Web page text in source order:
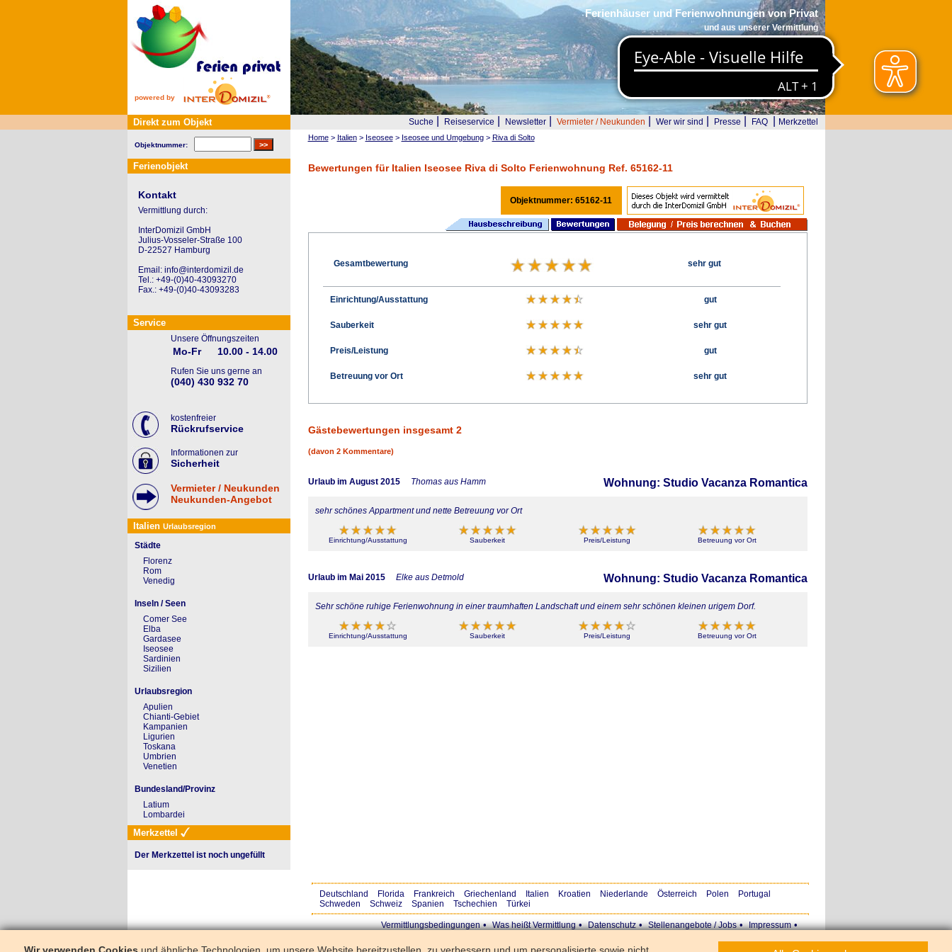
powered by
Ferienhäuser und Ferienwohnungen von Privat
und aus unserer Vermittlung
Suche Reiseservice Newsletter| Vermieter / Neukunden Wer wir sind Presse FAQ Merkzettel
Home> Italien> Iseosee> Iseosee und Umgebung> Riva di Solto
Bewertungen für Italien Iseosee Riva di Solto Ferienwohnung Ref. 65162-11
Objektnummer: 65162-11
Gesamtbewertung sehr gut
Einrichtung/Ausstattung gut
Sauberkeit sehr gut
Preis/Leistung gut
Betreuung vor Ort sehr gut
Gästebewertungen insgesamt 2
(davon 2 Kommentare)
Urlaub im August 2015 Thomas aus Hamm Wohnung: Studio Vacanza Romantica
sehr schönes Appartment und nette Betreuung vor Ort
Einrichtung/Ausstattung Sauberkeit Preis/Leistung Betreuung vor Ort
Urlaub im Mai 2015 Elke aus Detmold Wohnung: Studio Vacanza Romantica
Sehr schöne ruhige Ferienwohnung in einer traumhaften Landschaft und einem sehr schönen kleinen urigem Dorf.
Einrichtung/Ausstattung Sauberkeit Preis/Leistung Betreuung vor Ort
Direkt zum Objekt
Objektnummer:
Ferienobjekt
Kontakt
Vermittlung durch:
InterDomizil GmbH
Julius-Vosseler-Straße 100
D-22527 Hamburg
Email: info@interdomizil.de
Tel.: +49-(0)40-43093270
Fax.: +49-(0)40-43093283
Service
Unsere Öffnungszeiten
Mo-Fr 10.00 - 14.00
Rufen Sie uns gerne an
(040) 430 932 70
kostenfreier
Rückrufservice
Informationen zur
Sicherheit
Vermieter / Neukunden
Neukunden-Angebot
Italien Urlaubsregion
Städte
Florenz
Rom
Venedig
Inseln / Seen
Comer See
Elba
Gardasee
Iseosee
Sardinien
Sizilien
Urlaubsregion
Apulien
Chianti-Gebiet
Kampanien
Ligurien
Toskana
Umbrien
Venetien
Bundesland/Provinz
Latium
Lombardei
Merkzettel
Der Merkzettel ist noch ungefüllt
Deutschland Florida Frankreich Griechenland Italien Kroatien Niederlande Österreich Polen
Portugal
Schweden
Schweiz Spanien Tschechien Türkei
Vermittlungsbedingungen• Was heißt Vermittlung• Datenschutz• Stellenangebote / Jobs• Impressum•